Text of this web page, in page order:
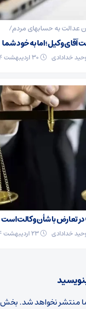
عدالت به حسابهای مردم/
آقای وکیل؛ اما به خود شما
خدادادی
تعارض با شأن وکالت است
خدادادی
منتشر نخواهد شد.